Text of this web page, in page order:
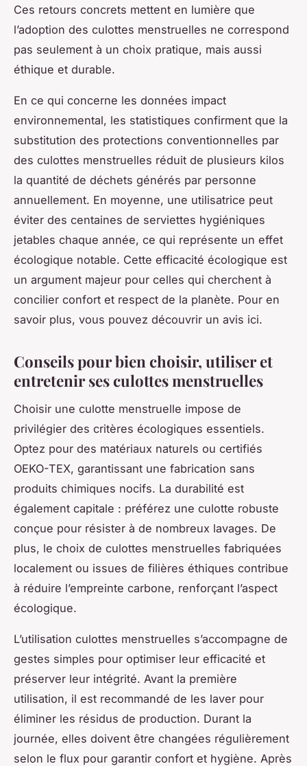
Ces retours concrets mettent en lumière que
l’adoption des culottes menstruelles ne correspond
pas seulement à un choix pratique, mais aussi
éthique et durable.
En ce qui concerne les données impact
environnemental, les statistiques confirment que la
substitution des protections conventionnelles par
des culottes menstruelles réduit de plusieurs kilos
la quantité de déchets générés par personne
annuellement. En moyenne, une utilisatrice peut
éviter des centaines de serviettes hygiéniques
jetables chaque année, ce qui représente un effet
écologique notable. Cette efficacité écologique est
un argument majeur pour celles qui cherchent à
concilier confort et respect de la planète. Pour en
savoir plus, vous pouvez découvrir un avis ici.
Conseils pour bien choisir, utiliser et
entretenir ses culottes menstruelles
Choisir une culotte menstruelle impose de
privilégier des critères écologiques essentiels.
Optez pour des matériaux naturels ou certifiés
OEKO-TEX, garantissant une fabrication sans
produits chimiques nocifs. La durabilité est
également capitale : préférez une culotte robuste
conçue pour résister à de nombreux lavages. De
plus, le choix de culottes menstruelles fabriquées
localement ou issues de filières éthiques contribue
à réduire l’empreinte carbone, renforçant l’aspect
écologique.
L’utilisation culottes menstruelles s’accompagne de
gestes simples pour optimiser leur efficacité et
préserver leur intégrité. Avant la première
utilisation, il est recommandé de les laver pour
éliminer les résidus de production. Durant la
journée, elles doivent être changées régulièrement
selon le flux pour garantir confort et hygiène. Après